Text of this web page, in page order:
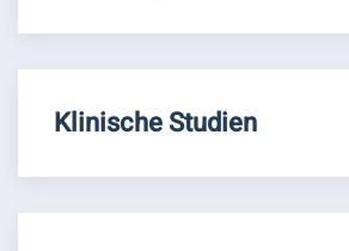
Klinische Studien